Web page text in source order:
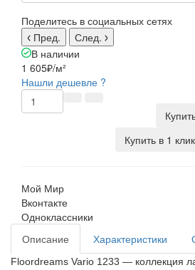
Поделитесь в социальных сетях
Пред.
След.
В наличии
1 605₽/м²
Нашли дешевле ?
Купить в 1 клик
Мой Мир
Вконтакте
Одноклассники
Описание
Характеристики
Floordreams Vario 1233 — коллекция